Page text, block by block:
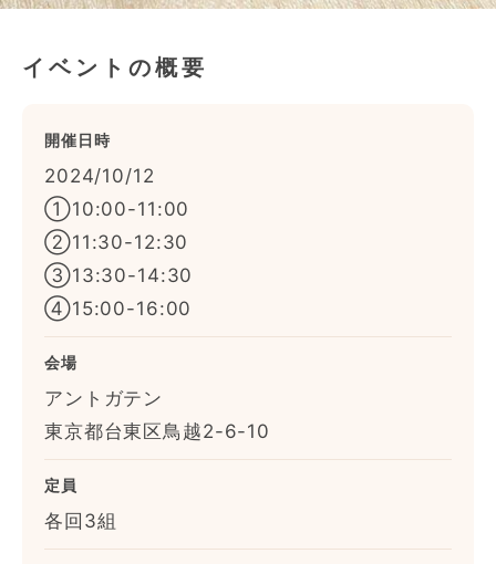
イベントの概要
開催日時
2024/10/12
①10:00-11:00
②11:30-12:30
③13:30-14:30
④15:00-16:00
会場
アントガテン
東京都台東区鳥越2-6-10
定員
各回3組